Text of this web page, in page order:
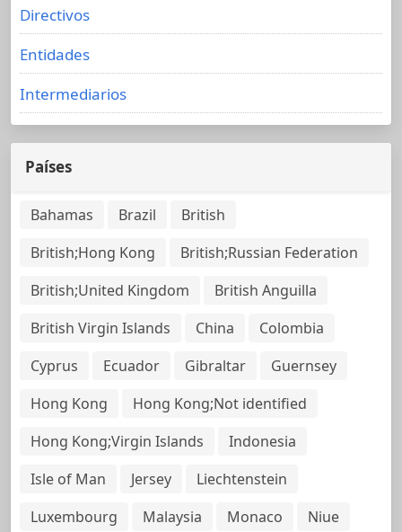
Directivos
Entidades
Intermediarios
Países
Bahamas Brazil
British
British;Hong Kong
British;Russian Federation
British;United Kingdom
British Anguilla
British Virgin Islands
China
Colombia
Cyprus
Ecuador Gibraltar
Guernsey
Hong Kong
Hong Kong;Not identified
Hong Kong;Virgin Islands
Indonesia
Isle of Man
Jersey
Liechtenstein
Luxembourg
Malaysia Monaco
Niue